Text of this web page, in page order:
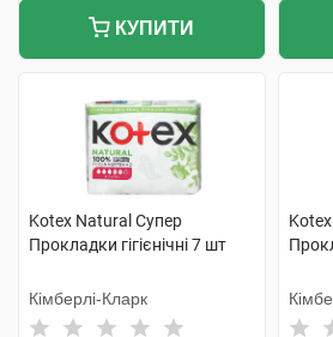
КУПИТИ
Kotex Natural Супер
Прокладки гігієнічні 7 шт
Кімберлі-Кларк